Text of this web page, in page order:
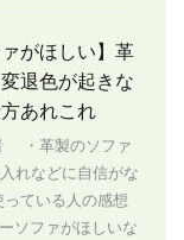
がほしい】革
退色が起きな
あれこれ
・革製のソファ
れなどに自信がな
ている人の感想
ソファがほしいな